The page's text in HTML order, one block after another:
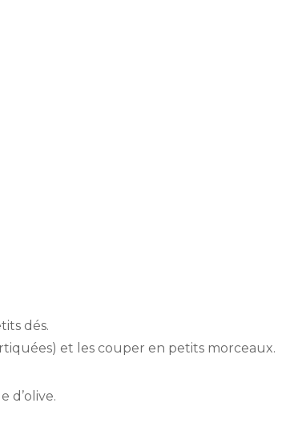
dés.
et les couper en petits morceaux.
d’olive.